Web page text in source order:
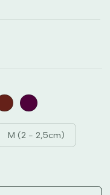
M (2 - 2,5cm)